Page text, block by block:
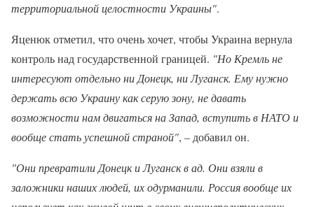
территориальной целостности Украины".
Яценюк отметил, что очень хочет, чтобы Украина вернула
контроль над государственной границей. "Но Кремль не
интересуют отдельно ни Донецк, ни Луганск. Ему нужно
держать всю Украину как серую зону, не давать
возможности нам двигаться на Запад, вступить в НАТО и
вообще стать успешной страной", – добавил он.
"Они превратили Донецк и Луганск в ад. Они взяли в
заложники наших людей, их одурманили. Россия вообще их